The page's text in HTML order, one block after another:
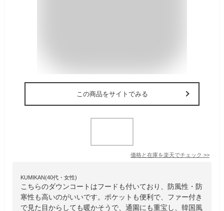
この商品をサイトでみる
価格と在庫を楽天でチェック >>
KUMIKAN(40代・女性)
こちらのダウンコートはフードも付いており、防風性・防
寒性も高いのがいいです。ポケットも便利で、ファー付き
で見た目からしても暖かそうで、通園にも重宝し、韓国風